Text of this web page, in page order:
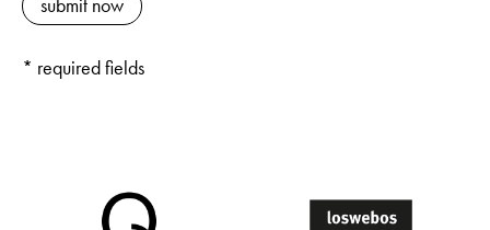
* required fields